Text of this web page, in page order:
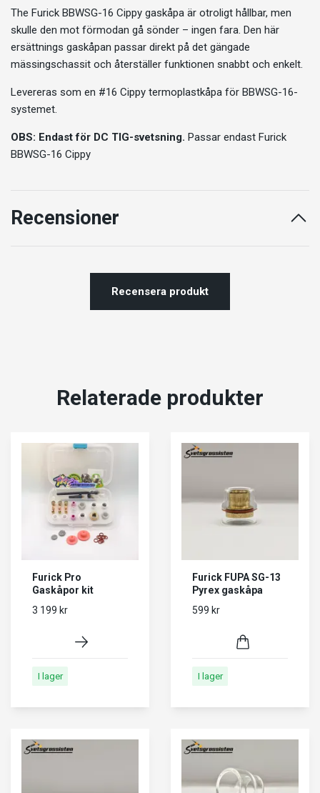
The Furick BBWSG-16 Cippy gaskåpa är otroligt hållbar, men
skulle den mot förmodan gå sönder – ingen fara. Den här
ersättnings gaskåpan passar direkt på det gängade
mässingschassit och återställer funktionen snabbt och enkelt.
Levereras som en #16 Cippy termoplastkåpa för BBWSG-16-
systemet.
OBS: Endast för DC TIG-svetsning. Passar endast Furick
BBWSG-16 Cippy
Recensioner
Recensera produkt
Relaterade produkter
Furick Pro
Gaskåpor kit
3 199 kr
I lager
Furick FUPA SG-13
Pyrex gaskåpa
599 kr
I lager